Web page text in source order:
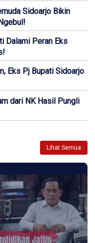
Sidoarjo Bikin
Dalami Peran Eks
Eks Pj Bupati Sidoarjo
dari NK Hasil Pungli
Lihat Semua